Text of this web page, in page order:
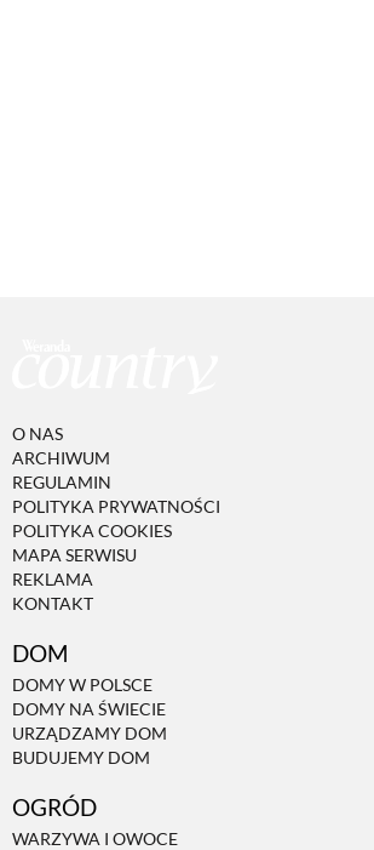
O NAS
ARCHIWUM
REGULAMIN
POLITYKA PRYWATNOŚCI
POLITYKA COOKIES
MAPA SERWISU
REKLAMA
KONTAKT
DOM
DOMY W POLSCE
DOMY NA ŚWIECIE
URZĄDZAMY DOM
BUDUJEMY DOM
OGRÓD
WARZYWA I OWOCE